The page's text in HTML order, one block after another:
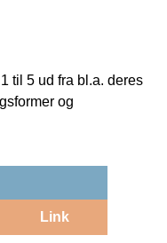
til 5 ud fra bl.a. deres
og
Link